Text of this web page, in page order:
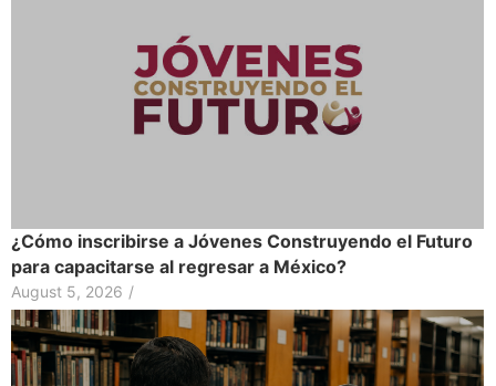
¿Cómo inscribirse a Jóvenes Construyendo el Futuro
para capacitarse al regresar a México?
August 5, 2026 /